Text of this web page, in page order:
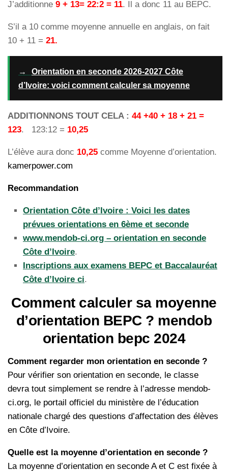
J’additionne 9 + 13= 22:2 = 11. Il a donc 11 au BEPC.
S’il a 10 comme moyenne annuelle en anglais, on fait
10 + 11 = 21.
→
Orientation en seconde 2026-2027 Côte
d’Ivoire: voici comment calculer sa moyenne
ADDITIONNONS TOUT CELA : 44 +40 + 18 + 21 =
123. 123:12 = 10,25
L’élève aura donc 10,25 comme Moyenne d’orientation.
kamerpower.com
Recommandation
Orientation Côte d’Ivoire : Voici les dates
prévues orientations en 6ème et seconde
www.mendob-ci.org – orientation en seconde
Côte d’Ivoire.
Inscriptions aux examens BEPC et Baccalauréat
Côte d’Ivoire ci.
Comment calculer sa moyenne
d’orientation BEPC ? mendob
orientation bepc 2024
Comment regarder mon orientation en seconde ?
Pour vérifier son orientation en seconde, le classe
devra tout simplement se rendre à l’adresse mendob-
ci.org, le portail officiel du ministère de l’éducation
nationale chargé des questions d’affectation des élèves
en Côte d’Ivoire.
Quelle est la moyenne d’orientation en seconde ?
La moyenne d’orientation en seconde A et C est fixée à